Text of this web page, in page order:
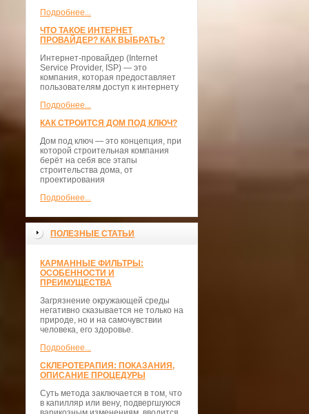
Подробнее...
ЧТО ТАКОЕ ИНТЕРНЕТ
ПРОВАЙДЕР? КАК ВЫБРАТЬ?
Интернет-провайдер (Internet
Service Provider, ISP) — это
компания, которая предоставляет
пользователям доступ к интернету
Подробнее...
КАК СТРОИТСЯ ДОМ ПОД КЛЮЧ?
Дом под ключ — это концепция, при
которой строительная компания
берёт на себя все этапы
строительства дома, от
проектирования
Подробнее...
ПОЛЕЗНЫЕ СТАТЬИ
КАРМАННЫЕ ФИЛЬТРЫ:
ОСОБЕННОСТИ И
ПРЕИМУЩЕСТВА
Загрязнение окружающей среды
негативно сказывается не только на
природе, но и на самочувствии
человека, его здоровье.
Подробнее...
СКЛЕРОТЕРАПИЯ: ПОКАЗАНИЯ,
ОПИСАНИЕ ПРОЦЕДУРЫ
Суть метода заключается в том, что
в капилляр или вену, подвергшуюся